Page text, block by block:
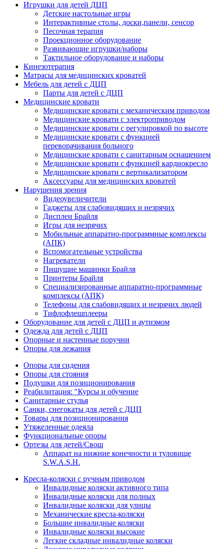
Игрушки для детей ДЦП
Детские настольные игры
Интерактивные столы, доски,панели, сенсор
Песочная терапия
Проекционное оборудование
Развивающие игрушки/наборы
Тактильное оборудование и наборы
Кинезотерапия
Матрасы для медицинских кроватей
Мебель для детей с ДЦП
Парты для детей с ДЦП
Медицинские кровати
Медицинские кровати с механическим приводом
Медицинские кровати с электроприводом
Медицинские кровати с регулировкой по высоте
Медицинские кровати с функцией
переворачивания больного
Медицинские кровати с санитарным оснащением
Медицинские кровати с функцией кардиокресло
Медицинские кровати с вертикализатором
Аксессуары для медицинских кроватей
Нарушения зрения
Видеоувеличители
Гаджеты для слабовидящих и незрячих
Дисплеи Брайля
Игры для незрячих
Мобильные аппаратно-программные комплексы
(АПК)
Вспомогательные устройства
Нагреватели
Пишущие машинки Брайля
Принтеры Брайля
Специализированные аппаратно-программные
комплексы (АПК)
Телефоны для слабовидящих и незрячих людей
Тифлофлешплееры
Оборудование для детей с ДЦП и аутизмом
Одежда для детей с ДЦП
Опорные и настенные поручни
Опоры для лежания
Опоры для сидения
Опоры для стояния
Подушки для позиционирования
Реабилитация: "Курсы и обучение
Санитарные стулья
Санки, снегокаты для детей с ДЦП
Товары для позиционирования
Утяжеленные одеяла
Функциональные опоры
Ортезы для детей/Свош
Аппарат на нижние конечности и туловище
S.W.A.S.H.
Кресла-коляски с ручным приводом
Инвалидные коляски активного типа
Инвалидные коляски для полных
Инвалидные коляски для улицы
Механические кресла-коляски
Большие инвалидные коляски
Инвалидные коляски высокие
Легкие складные инвалидные коляски